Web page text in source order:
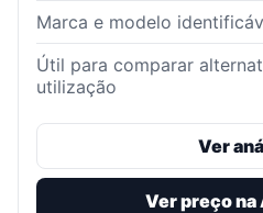
Marca e modelo
Útil para comparar
utilização
Ver
Ver preço na